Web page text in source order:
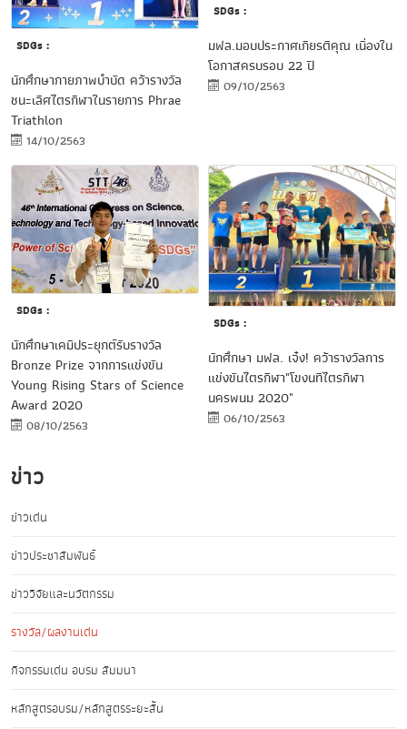
SDGs :
นักศึกษากายภาพบำบัด คว้ารางวัล
ชนะเลิศไตรกีฬาในรายการ Phrae
Triathlon
14/10/2563
SDGs :
มฟล.มอบประกาศเกียรติคุณ เนื่องใน
โอกาสครบรอบ 22 ปี
09/10/2563
SDGs :
นักศึกษาเคมีประยุกต์รับรางวัล
Bronze Prize จากการแข่งขัน
Young Rising Stars of Science
Award 2020
08/10/2563
SDGs :
นักศึกษา มฟล. เจ๋ง! คว้ารางวัลการ
แข่งขันไตรกีฬา"โขงนทีไตรกีฬา
นครพนม 2020"
06/10/2563
ข่าว
ข่าวเด่น
ข่าวประชาสัมพันธ์
ข่าววิจัยและนวัตกรรม
รางวัล/ผลงานเด่น
กิจกรรมเด่น อบรม สัมมนา
หลักสูตรอบรม/หลักสูตรระยะสั้น